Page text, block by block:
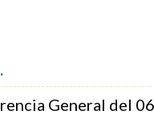
General del